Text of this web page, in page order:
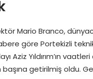
Mario Branco,
göre Portekizli
Aziz Yıldırım’ın
başına getirilmiş oldu.